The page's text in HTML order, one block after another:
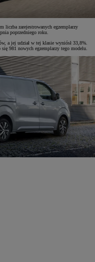
liczba zarejestrowanych egzemplarzy
poprzedniego roku.
a jej udział w tej klasie wyniósł 33,8%.
981 nowych egzemplarzy tego modelu.